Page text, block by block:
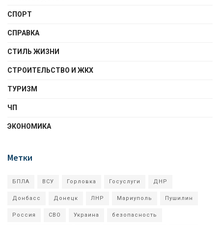
СПОРТ
СПРАВКА
СТИЛЬ ЖИЗНИ
СТРОИТЕЛЬСТВО И ЖКХ
ТУРИЗМ
ЧП
ЭКОНОМИКА
Метки
БПЛА ВСУ Горловка Госуслуги ДНР
Донбасс Донецк ЛНР Мариуполь Пушилин
Россия СВО Украина безопасность